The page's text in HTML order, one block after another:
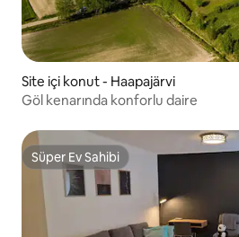
Site içi konut - Haapajärvi
Göl kenarında konforlu daire
Süper Ev Sahibi
Süper Ev Sahibi